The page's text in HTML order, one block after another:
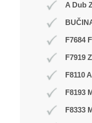
A Dub
F7684
F7919
F8110
F8193
F8333